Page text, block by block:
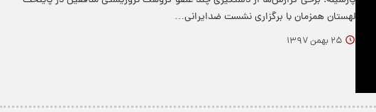
لهستان همزمان با برگزاری نشست ضدایرانی…
۲۵ بهمن ۱۳۹۷